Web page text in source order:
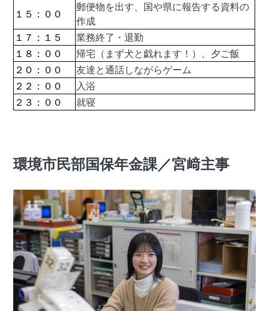
１５：００
郵便物を出す、国や県に報告する資料の
作成
１７：１５ 業務終了・退勤
１８：００ 帰宅（まず犬と戯れます！）、夕ご飯
２０：００ 友達と通話しながらゲーム
２２：００ 入浴
２３：００ 就寝
環境市民部国保年金課／宮﨑主事